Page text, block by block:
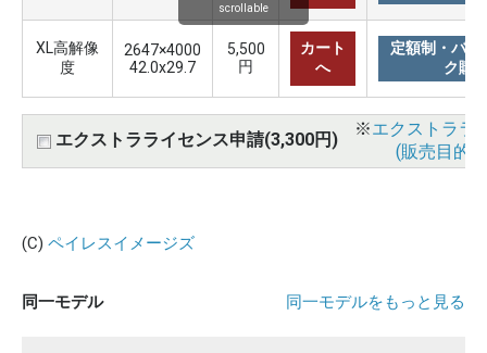
XL高解像
度
2647×4000
42.0x29.7
5,500
円
カート
へ
定額制・バリ
ク購
エクストラライセンス申請(3,300円)
※エクストララ
(販売目的
scrollable
(C) ペイレスイメージズ
同一モデル 同一モデルをもっと見る